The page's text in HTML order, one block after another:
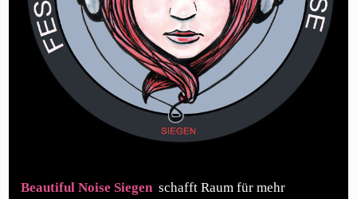
Beautiful Noise Siegen schafft Raum für mehr